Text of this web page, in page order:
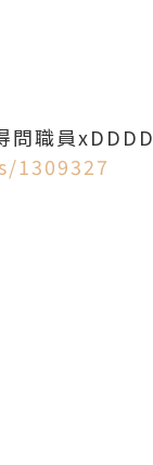
問職員xDDDD
1309327